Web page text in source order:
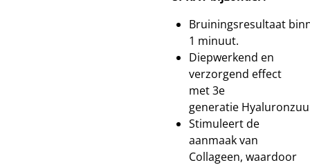
Bruiningsresultaat
1 minuut.
Diepwerkend en
verzorgend effect
met 3e
generatie
Stimuleert de
aanmaak van
Collageen, waardoor